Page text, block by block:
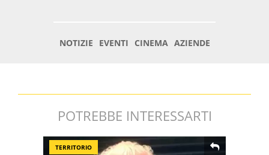
POTREBBE INTERESSARTI
TERRITORIO